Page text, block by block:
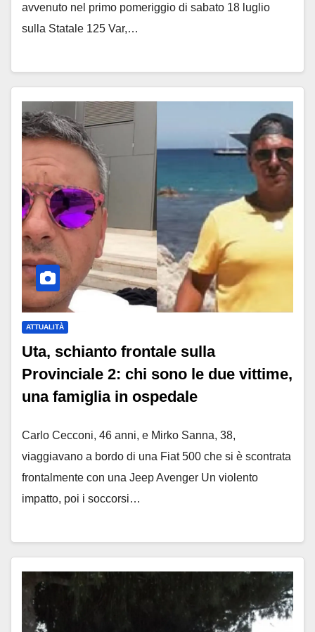
avvenuto nel primo pomeriggio di sabato 18 luglio
sulla Statale 125 Var,…
ATTUALITÀ
Uta, schianto frontale sulla
Provinciale 2: chi sono le due vittime,
una famiglia in ospedale
Carlo Cecconi, 46 anni, e Mirko Sanna, 38,
viaggiavano a bordo di una Fiat 500 che si è scontrata
frontalmente con una Jeep Avenger Un violento
impatto, poi i soccorsi…